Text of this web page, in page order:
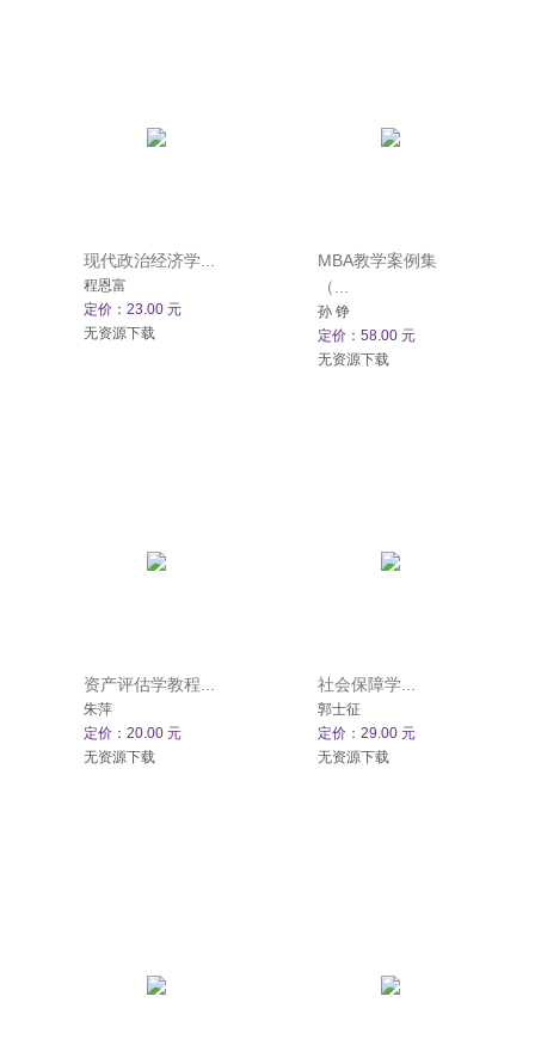
现代政治经济学...
程恩富
定价：23.00 元
无资源下载
MBA教学案例集
（...
孙 铮
定价：58.00 元
无资源下载
资产评估学教程...
朱萍
定价：20.00 元
无资源下载
社会保障学...
郭士征
定价：29.00 元
无资源下载